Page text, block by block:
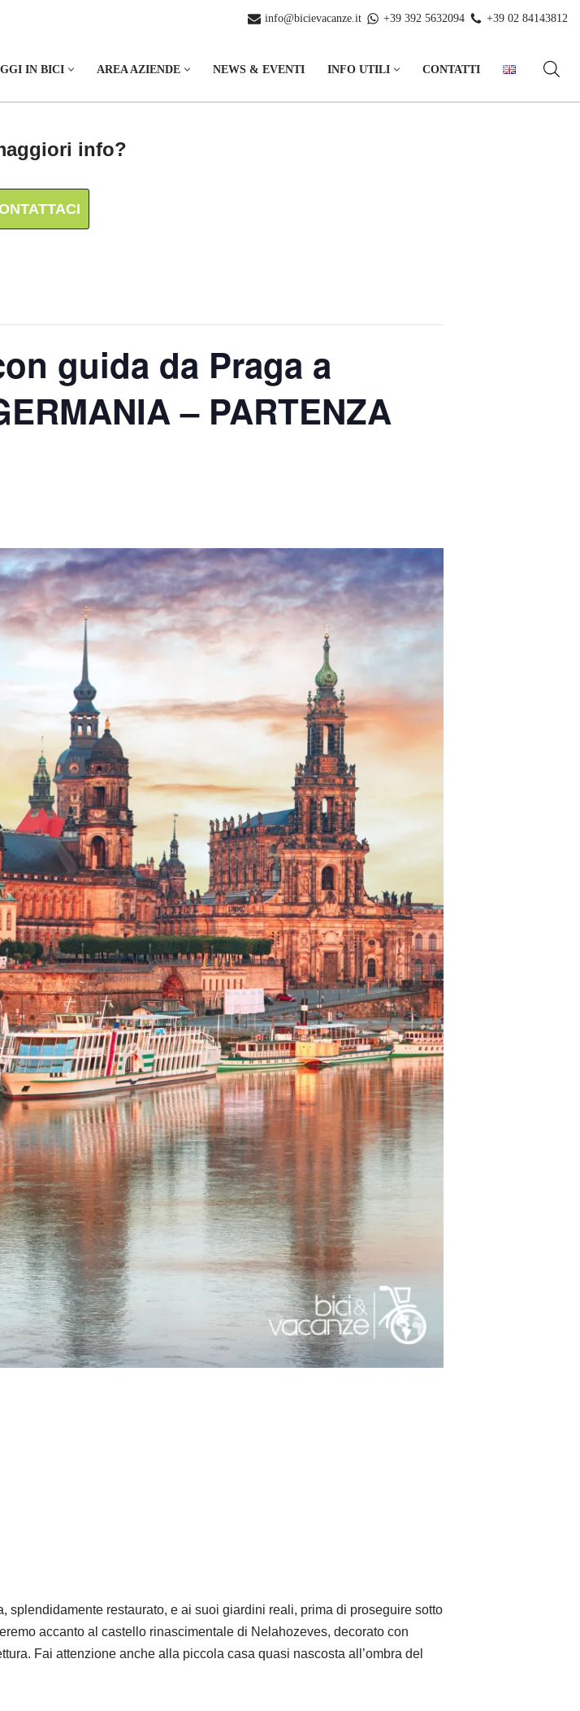
info@bicievacanze.it +39 392 5632094 +39 02 84143812
IN BICI AREA AZIENDE NEWS & EVENTI INFO UTILI CONTATTI
info?
guida da Praga a
– PARTENZA
splendidamente restaurato, e ai suoi giardini reali, prima di proseguire sotto
accanto al castello rinascimentale di Nelahozeves, decorato con
Fai attenzione anche alla piccola casa quasi nascosta all’ombra del